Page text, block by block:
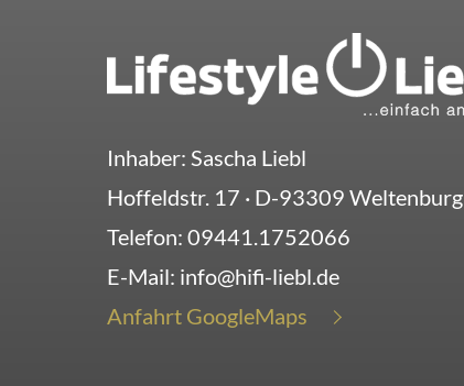
Inhaber: Sascha Liebl
Hoffeldstr. 17 · D-93309 Weltenburg
Telefon: 09441.1752066
E-Mail: info@hifi-liebl.de
Anfahrt GoogleMaps